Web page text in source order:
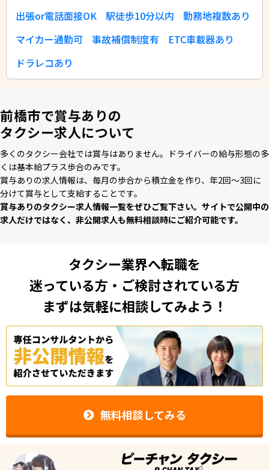
出張or電話面接OK
駅徒歩10分以内
勤務地複数あり
マイカー通勤可
事故補償制度有
ETC車載器あり
ドラレコあり
前橋市で賞与ありの
タクシー求人について
多くのタクシー会社では賞与はありません。ドライバーの給与形態の多
くは基本給プラス歩合のみです。
賞与ありの求⼈情報は、毎⽉の歩合から積⽴⾦を作り、年2回〜3回に
分けて賞与として⽀給することです。
賞与ありのタクシー求⼈情報⼀覧をぜひご覧下さい。サイトで公開中の
求⼈だけではなく、⾮公開求⼈も無料相談時にご紹介可能です。
タクシー業界へ転職を
迷っている方・ご検討されている方
まずは気軽に相談してみよう！
無料相談してみる